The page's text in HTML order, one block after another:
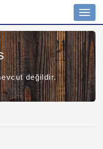
değildir.